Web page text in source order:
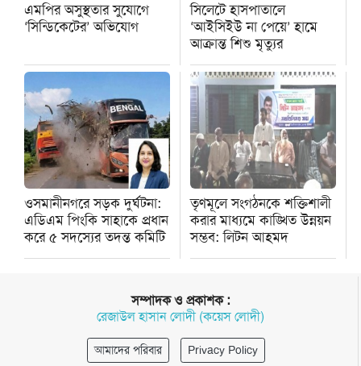
এমপির অসুস্থতার সুযোগে
‘সিন্ডিকেটের’ অভিযোগ
সিলেটে হাসপাতালে
‘আইসিইউ না পেয়ে’ হামে
আক্রান্ত শিশু মৃত্যুর
ওসমানীনগরে সড়ক দুর্ঘটনা:
এডিএম পিংকি সাহাকে প্রধান
করে ৫ সদস্যের তদন্ত কমিটি
তৃণমূলে সংগঠনকে শক্তিশালী
করার মাধ্যমে কাঙ্খিত উন্নয়ন
সম্ভব: লিটন আহমদ
সম্পাদক ও প্রকাশক :
রেজাউল হাসান লোদী (কয়েস লোদী)
আমাদের পরিবার Privacy Policy